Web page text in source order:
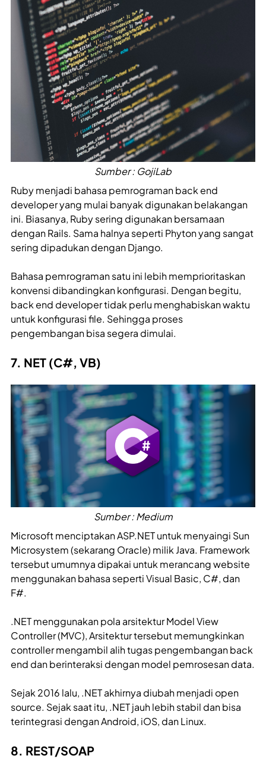
Sumber : GojiLab
Ruby menjadi bahasa pemrograman back end
developer yang mulai banyak digunakan belakangan
ini. Biasanya, Ruby sering digunakan bersamaan
dengan Rails. Sama halnya seperti Phyton yang sangat
sering dipadukan dengan Django.
Bahasa pemrograman satu ini lebih memprioritaskan
konvensi dibandingkan konfigurasi. Dengan begitu,
back end developer tidak perlu menghabiskan waktu
untuk konfigurasi file. Sehingga proses
pengembangan bisa segera dimulai.
7. NET (C#, VB)
Sumber : Medium
Microsoft menciptakan ASP.NET untuk menyaingi Sun
Microsystem (sekarang Oracle) milik Java. Framework
tersebut umumnya dipakai untuk merancang website
menggunakan bahasa seperti Visual Basic, C#, dan
F#.
.NET menggunakan pola arsitektur Model View
Controller (MVC), Arsitektur tersebut memungkinkan
controller mengambil alih tugas pengembangan back
end dan berinteraksi dengan model pemrosesan data.
Sejak 2016 lalu, .NET akhirnya diubah menjadi open
source. Sejak saat itu, .NET jauh lebih stabil dan bisa
terintegrasi dengan Android, iOS, dan Linux.
8. REST/SOAP